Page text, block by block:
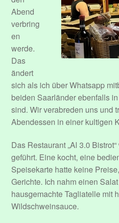
Abend
verbring
en
werde.
Das
ändert
sich als ich über Whatsapp
beiden Saarländer ebenfalls
sind. Wir verabreden uns und
Abendessen in einer kultigen
Das Restaurant „Al 3.0
geführt. Eine kocht, eine
Speisekarte hatte keine
Gerichte. Ich nahm einen
hausgemachte Tagliatelle mit
Wildschweinsauce.